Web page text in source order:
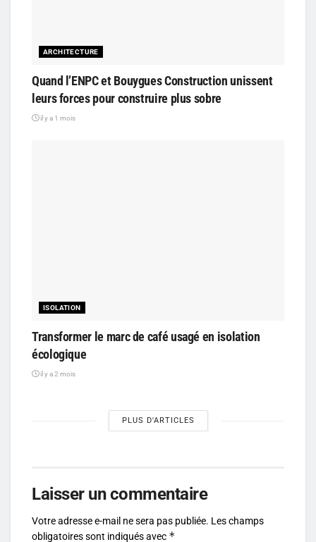
ARCHITECTURE
Quand l’ENPC et Bouygues Construction unissent
leurs forces pour construire plus sobre
il y a 1 mois
ISOLATION
Transformer le marc de café usagé en isolation
écologique
il y a 2 mois
PLUS D'ARTICLES
Laisser un commentaire
Votre adresse e-mail ne sera pas publiée. Les champs
obligatoires sont indiqués avec *